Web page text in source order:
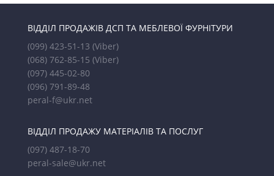
ВІДДІЛ ПРОДАЖІВ ДСП ТА МЕБЛЕВОЇ ФУРНІТУРИ
(099) 423-51-13 (Viber)
(068) 762-85-15 (Viber)
(097) 445-02-80
(096) 791-89-48
peral-f@ukr.net
ВІДДІЛ ПРОДАЖУ МАТЕРІАЛІВ ТА ПОСЛУГ
(097) 487-18-70
peral-sale@ukr.net